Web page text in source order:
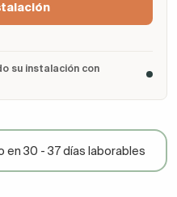
su instalación con
en 30 - 37 días laborables